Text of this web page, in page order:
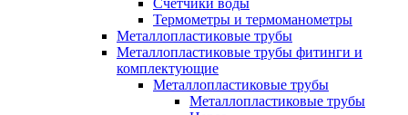
Счетчики воды
Термометры и термоманометры
Металлопластиковые трубы
Металлопластиковые трубы фитинги и
комплектующие
Металлопластиковые трубы
Металлопластиковые трубы